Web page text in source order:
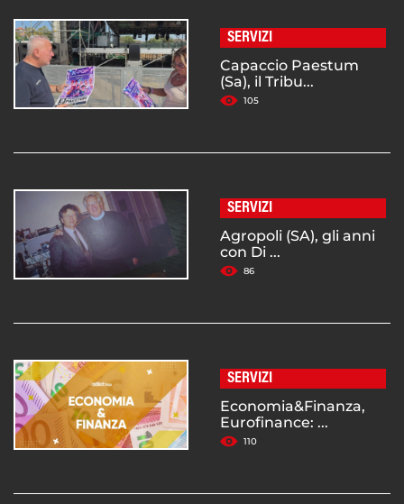
SERVIZI
Capaccio Paestum
(Sa), il Tribu...
105
SERVIZI
Agropoli (SA), gli anni
con Di ...
86
SERVIZI
Economia&Finanza,
Eurofinance: ...
110